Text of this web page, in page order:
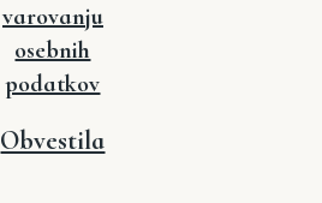
varovanju
osebnih
podatkov
Obvestila